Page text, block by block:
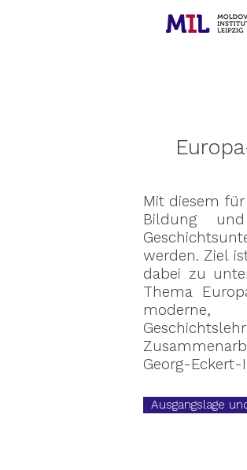
Mit diesem
Bildung
werden. Ziel
dabei zu
Thema
moderne,
Georg-Eckert-
Ausgangslage